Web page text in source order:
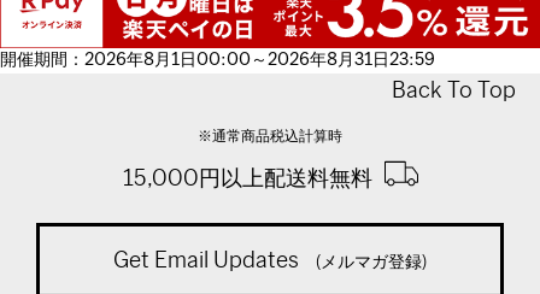
開催期間：2026年8月1日00:00～2026年8月31日23:59
Back To Top
※通常商品税込計算時
15,000円以上配送料無料
Get Email Updates (メルマガ登録)